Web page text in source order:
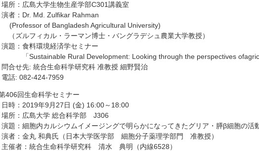
所：広島大学生物生産学部C301講義室
者：Dr. Md. Zulfikar Rahman
of Bangladesh Agricultural University)
ズルフィカル・ラーマン博⼠・バングラデシュ農業⼤学教授）
題：食料環境経済学セミナー
Sustainable Rural Development: Looking through the perspectives
合せ先: 統合生命科学研究科 准教授 細野賢治
話: 082-424-7959
406回生命科学セミナー
時：2019年9月27日 (金) 16:00～18:00
所：広島大学 総合科学部 J306
題：細胞内カルシウムイメージングで明らかになってきたグリア・膵β細胞の活
者：金丸 和典氏（日本大学医学部 細胞分子薬理学部門 准教授）
催者：統合生命科学研究科 清水 典明（内線6528）